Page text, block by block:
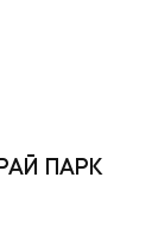
Парк